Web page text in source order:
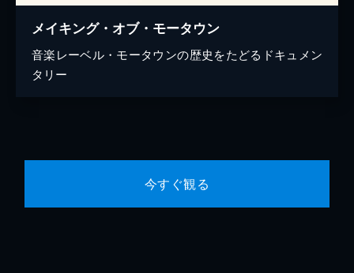
メイキング・オブ・モータウン
音楽レーベル・モータウンの歴史をたどるドキュメン
タリー
今すぐ観る